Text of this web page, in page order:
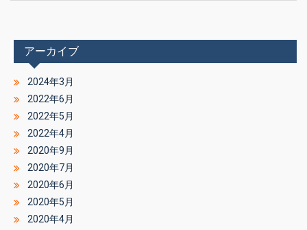
アーカイブ
2024年3月
2022年6月
2022年5月
2022年4月
2020年9月
2020年7月
2020年6月
2020年5月
2020年4月